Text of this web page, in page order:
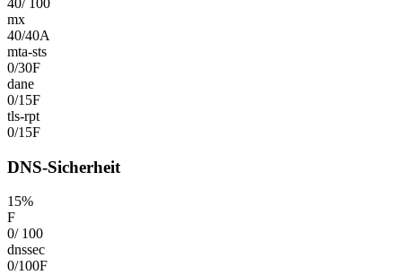
mx
40/40A
mta-sts
0/30F
dane
0/15F
tls-rpt
0/15F
DNS-Sicherheit
15%
F
0/ 100
dnssec
0/100F